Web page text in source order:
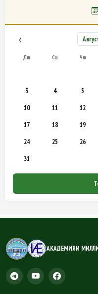
‹
Дш Сш Чш
3
4 5
10
11 12
17
18 19
24
25 26
31
АКАДЕМИЯИ